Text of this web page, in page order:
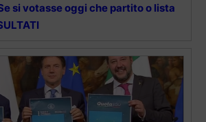
Se si votasse oggi che partito o lista